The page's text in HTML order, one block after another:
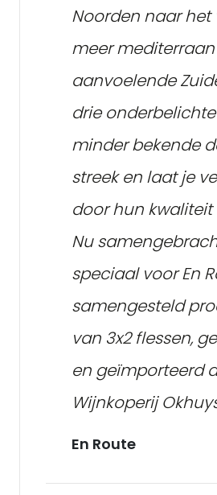
Noorden naar het
meer mediterraan
aanvoelende
drie
minder bekende
streek en laat je
door hun kwaliteit
Nu
speciaal voor En
samengesteld
van 3x2 flessen,
en geïmporteerd
Wijnkoperij
En Route